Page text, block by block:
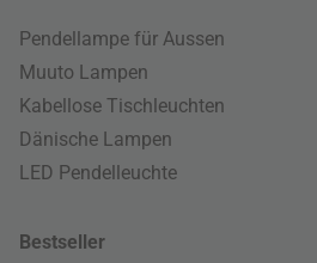
Pendellampe für Aussen
Muuto Lampen
Kabellose Tischleuchten
Dänische Lampen
LED Pendelleuchte
Bestseller